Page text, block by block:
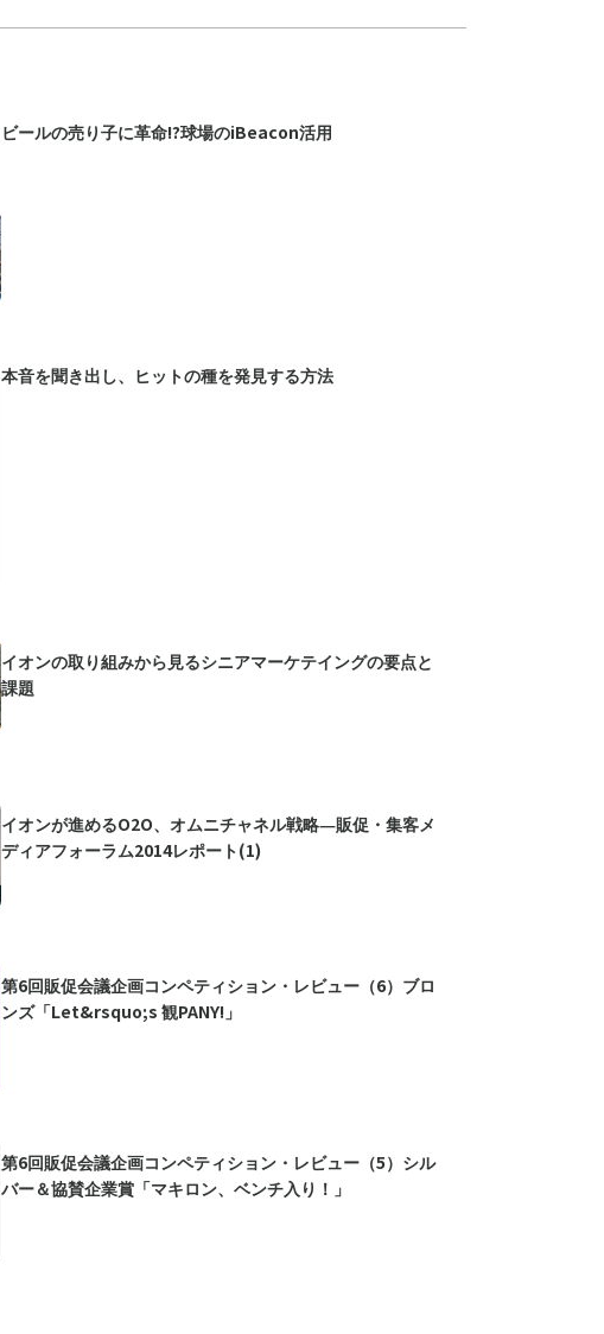
ビールの売り子に革命!?球場のiBeacon活用
本音を聞き出し、ヒットの種を発見する方法
イオンの取り組みから見るシニアマーケテイングの要点と
課題
イオンが進めるO2O、オムニチャネル戦略―販促・集客メ
ディアフォーラム2014レポート(1)
第6回販促会議企画コンペティション・レビュー（6）ブロ
ンズ「Let&rsquo;s 観PANY!」
第6回販促会議企画コンペティション・レビュー（5）シル
バー＆協賛企業賞「マキロン、ベンチ入り！」